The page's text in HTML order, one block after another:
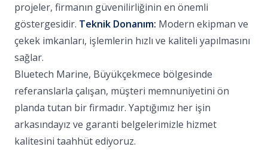
projeler, firmanın güvenilirliğinin en önemli
göstergesidir. Teknik Donanım: Modern ekipman ve
çekek imkanları, işlemlerin hızlı ve kaliteli yapılmasını
sağlar.
Bluetech Marine, Büyükçekmece bölgesinde
referanslarla çalışan, müşteri memnuniyetini ön
planda tutan bir firmadır. Yaptığımız her işin
arkasındayız ve garanti belgelerimizle hizmet
kalitesini taahhüt ediyoruz.